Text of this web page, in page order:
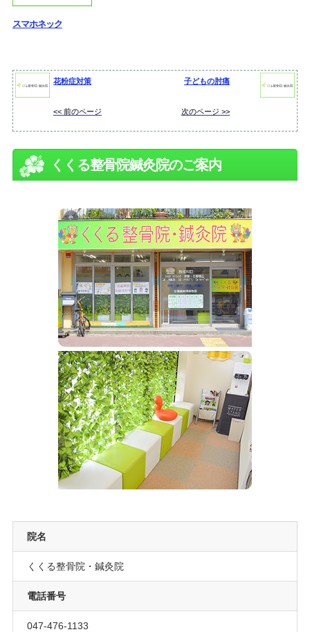
スマホネック
花粉症対策
<< 前のページ
子どもの肘痛
次のページ >>
くくる整骨院鍼灸院のご案内
院名
くくる整骨院・鍼灸院
電話番号
047-476-1133